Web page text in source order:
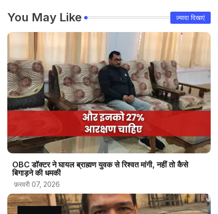
You May Like ज़्यादा दिखाएं
OBC डॉक्टर ने घायल ब्राह्मण युवक से रिश्वत मांगी, नहीं तो कैसे
बिगाड़ने की धमकी
फ़रवरी 07, 2026